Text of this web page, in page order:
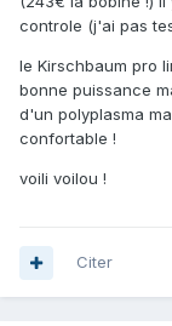
controle (j'ai pas
le Kirschbaum pro
bonne puissance
d'un polyplasma
confortable !
voili voilou !
Citer